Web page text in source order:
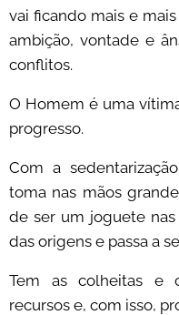
vai ficando mais e
ambição, vontade e
conflitos.
O Homem é uma
progresso.
Com a
toma nas mãos
de ser um joguete nas
das origens e passa a
Tem as colheitas e
recursos e, com isso,